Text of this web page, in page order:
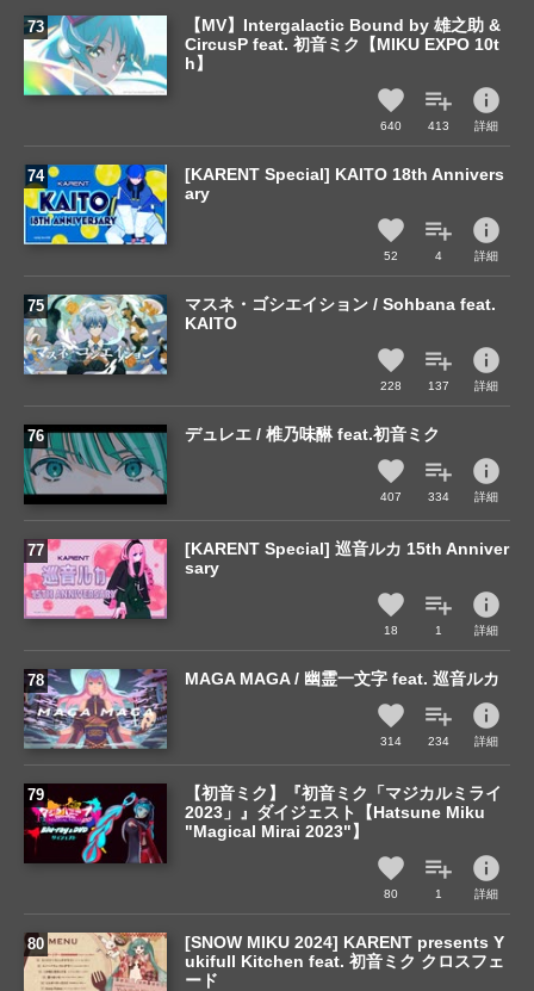
【MV】Intergalactic Bound by 雄之助 &
CircusP feat. 初音ミク【MIKU EXPO 10t
h】
640 413
info
詳細
[KARENT Special] KAITO 18th Annivers
ary
52 4
info
詳細
マスネ・ゴシエイション / Sohbana feat.
KAITO
228 137
info
詳細
デュレエ / 椎乃味醂 feat.初音ミク
407 334
info
詳細
[KARENT Special] 巡音ルカ 15th Anniver
sary
18 1
info
詳細
MAGA MAGA / 幽霊一文字 feat. 巡音ルカ
314 234
info
詳細
【初音ミク】『初音ミク「マジカルミライ
2023」』ダイジェスト【Hatsune Miku
"Magical Mirai 2023"】
80 1
info
詳細
[SNOW MIKU 2024] KARENT presents Y
ukifull Kitchen feat. 初音ミク クロスフェ
ード